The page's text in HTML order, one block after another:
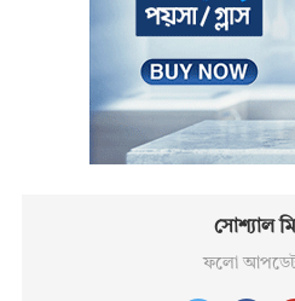
সোশ্যাল
ফলো